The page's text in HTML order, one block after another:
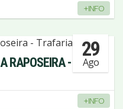
+INFO
29
Ago
RAPOSEIRA -
+INFO